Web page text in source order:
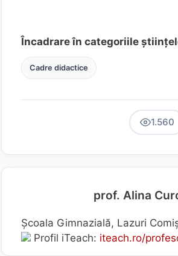
Încadrare în categoriile
Cadre didactice
1.560
prof. Alina
Școala Gimnazială, Lazuri
Profil iTeach: iteach.ro/